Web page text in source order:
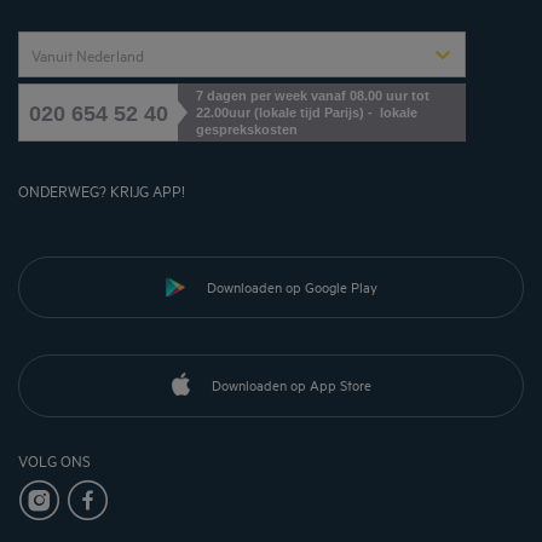
Vanuit Nederland
020 654 52 40
7 dagen per week vanaf 08.00 uur tot
22.00uur (lokale tijd Parijs) - lokale
gesprekskosten
ONDERWEG? KRIJG APP!
Downloaden op Google Play
Downloaden op App Store
VOLG ONS